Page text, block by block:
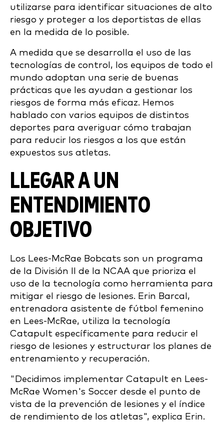
utilizarse para identificar situaciones de alto
riesgo y proteger a los deportistas de ellas
en la medida de lo posible.
A medida que se desarrolla el uso de las
tecnologías de control, los equipos de todo el
mundo adoptan una serie de buenas
prácticas que les ayudan a gestionar los
riesgos de forma más eficaz. Hemos
hablado con varios equipos de distintos
deportes para averiguar cómo trabajan
para reducir los riesgos a los que están
expuestos sus atletas.
LLEGAR A UN
ENTENDIMIENTO
OBJETIVO
Los Lees-McRae Bobcats son un programa
de la División II de la NCAA que prioriza el
uso de la tecnología como herramienta para
mitigar el riesgo de lesiones. Erin Barcal,
entrenadora asistente de fútbol femenino
en Lees-McRae, utiliza la tecnología
Catapult específicamente para reducir el
riesgo de lesiones y estructurar los planes de
entrenamiento y recuperación.
"Decidimos implementar Catapult en Lees-
McRae Women's Soccer desde el punto de
vista de la prevención de lesiones y el índice
de rendimiento de los atletas", explica Erin.